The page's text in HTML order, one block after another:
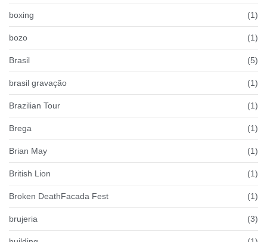
boxing (1)
bozo (1)
Brasil (5)
brasil gravação (1)
Brazilian Tour (1)
Brega (1)
Brian May (1)
British Lion (1)
Broken DeathFacada Fest (1)
brujeria (3)